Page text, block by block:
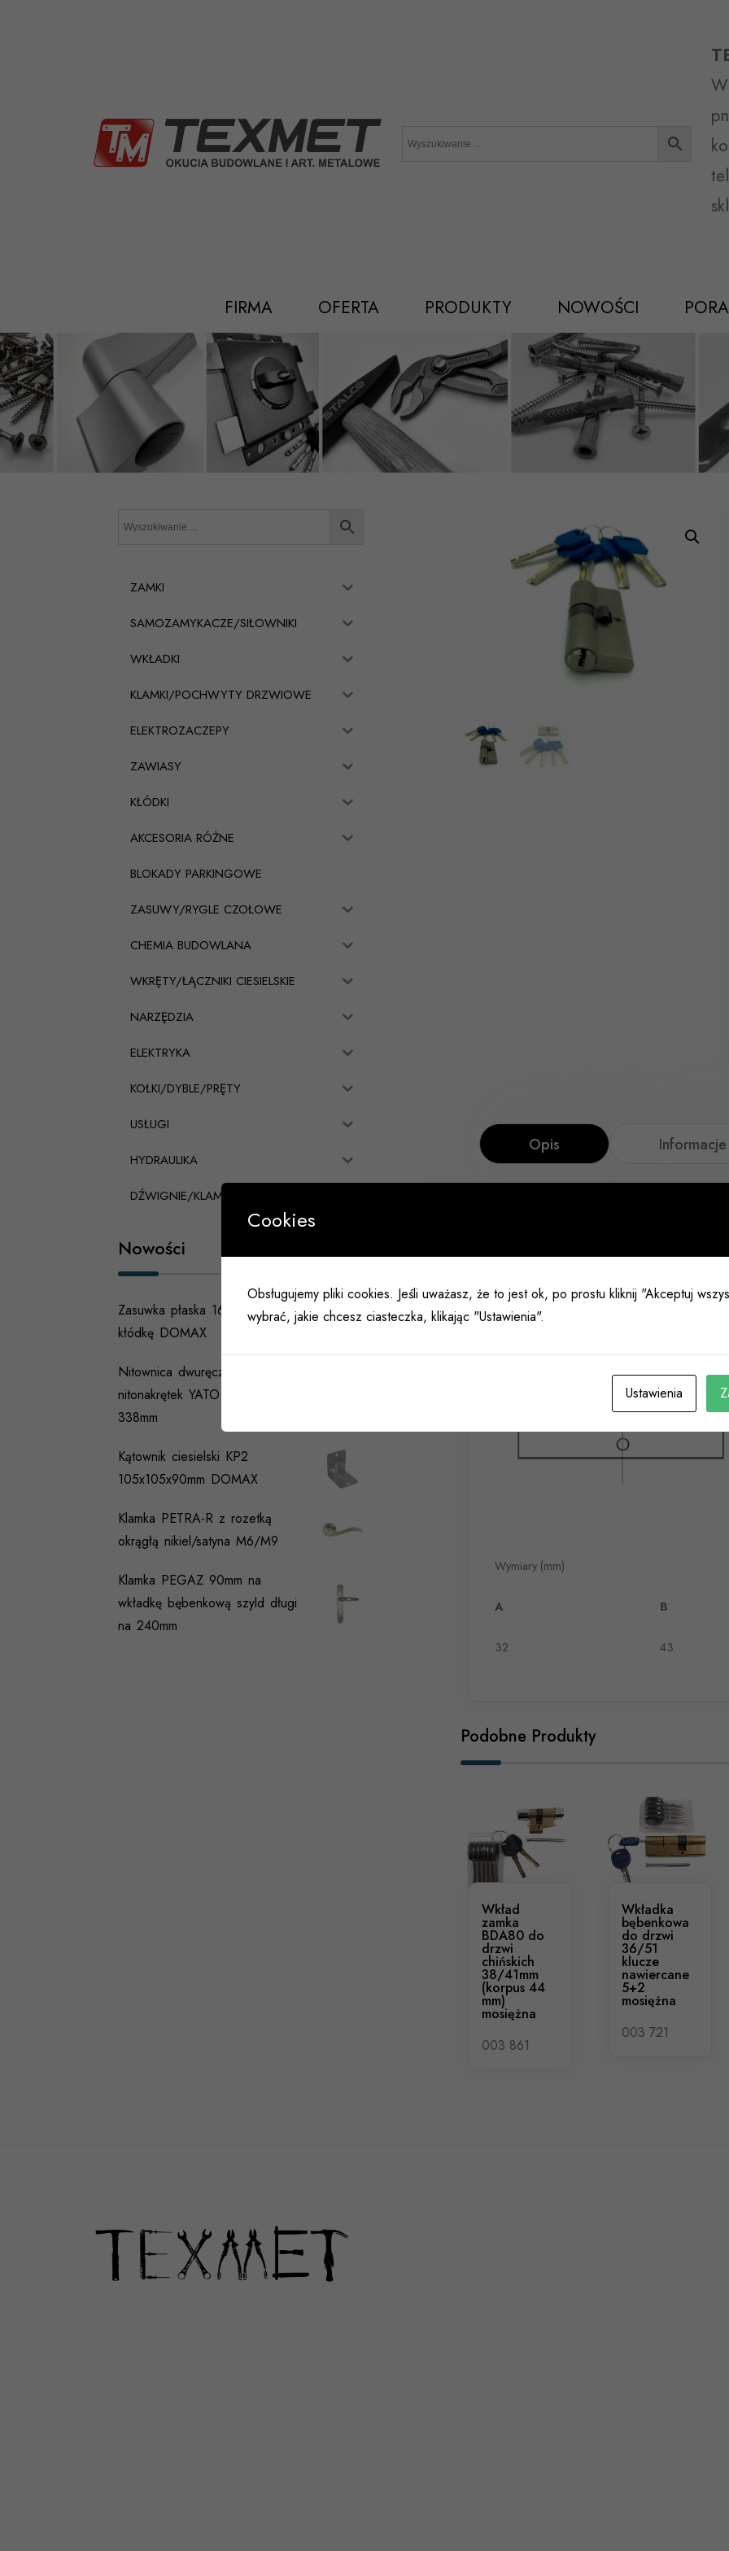
FIRMA OFERTA PRODUKTY NOWOŚCI
Opis
Wymiary (mm)
A B
32 43
Podobne Produkty
Wkład
zamka
BDA80 do
drzwi
chińskich
38/41mm
(korpus 44
mm)
mosiężna
003 861
Wkładka
bębenkowa
do drzwi
36/51
klucze
nawiercane
5+2
mosiężna
003 721
ZAMKI
SAMOZAMYKACZE/SIŁOWNIKI
WKŁADKI
KLAMKI/POCHWYTY DRZWIOWE
ELEKTROZACZEPY
ZAWIASY
KŁÓDKI
AKCESORIA RÓŻNE
BLOKADY PARKINGOWE
ZASUWY/RYGLE CZOŁOWE
CHEMIA BUDOWLANA
WKRĘTY/ŁĄCZNIKI CIESIELSKIE
NARZĘDZIA
ELEKTRYKA
KOŁKI/DYBLE/PRĘTY
USŁUGI
HYDRAULIKA
DŹWIGNIE/KLAMKI PANICZNE
Nowości
Zasuwka płaska 160mm na
kłódkę DOMAX
Nitownica dwuręczna do
nitonakrętek YATO YT-36119
338mm
Kątownik ciesielski KP2
105x105x90mm DOMAX
Klamka PETRA-R z rozetką
okrągłą nikiel/satyna M6/M9
Klamka PEGAZ 90mm na
wkładkę bębenkową szyld długi
na 240mm
Cookies
Obsługujemy pliki cookies. Jeśli uważasz, że to jest ok, po prostu kliknij "Akceptuj
wybrać, jakie chcesz ciasteczka, klikając "Ustawienia".
Ustawienia